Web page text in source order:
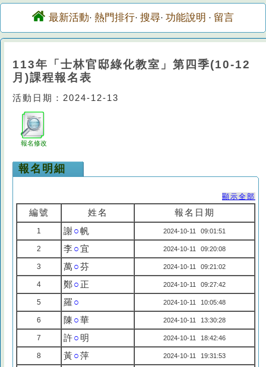
最新活動· 熱門排行· 搜尋· 功能說明 · 留言
113年「士林官邸綠化教室」第四季(10-12
月)課程報名表
活動日期：2024-12-13
報名修改
報名明細
顯示全部
編號 姓名 報名日期
1 謝○帆 2024-10-11 09:01:51
2 李○宜 2024-10-11 09:20:08
3 萬○芬 2024-10-11 09:21:02
4 鄭○ 正 2024-10-11 09:27:42
5 羅 ○ 2024-10-11 10:05:48
6 陳 ○華 2024-10-11 13:30:28
7 許○ 明 2024-10-11 18:42:46
8 黃○萍 2024-10-11 19:31:53